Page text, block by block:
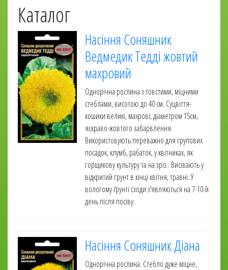
Каталог
Насіння Соняшник
Ведмедик Тедді жовтий
махровий
Однорічна рослина з товстими, міцними
стеблами, висотою до 40 см. Суцвіття-
кошики великі, махрові, діаметром 15см,
яскраво-жовтого забарвлення.
Використовують переважно для групових
посадок, клумб, рабаток, у квітниках, як
горщикову культуру та на зріз.. Висівають у
відкритий грунт в кінці квітня, травні. У
вологому ґрунті сходи з’являються на 7-10-й
день після посіву.
Насіння Соняшник Діана
Однорічна рослина. Стебло дуже міцне,